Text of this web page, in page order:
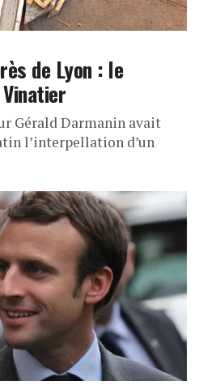
de Lyon : le
Gérald Darmanin avait
l’interpellation d’un